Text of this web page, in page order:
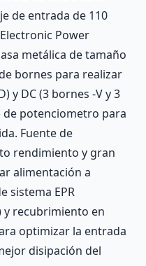
de entrada de 110
Power
metálica de tamaño
bornes para realizar
y DC (3 bornes -V y 3
de potenciometro para
Fuente de
rendimiento y gran
alimentación a
sistema EPR
y recubrimiento en
optimizar la entrada
disipación del